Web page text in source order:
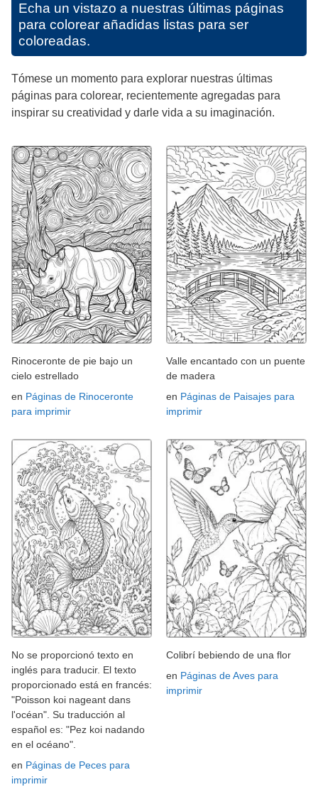
Echa un vistazo a nuestras últimas páginas
para colorear añadidas listas para ser
coloreadas.
Tómese un momento para explorar nuestras últimas
páginas para colorear, recientemente agregadas para
inspirar su creatividad y darle vida a su imaginación.
Rinoceronte de pie bajo un
cielo estrellado
en Páginas de Rinoceronte
para imprimir
Valle encantado con un puente
de madera
en Páginas de Paisajes para
imprimir
No se proporcionó texto en
inglés para traducir. El texto
proporcionado está en francés:
"Poisson koi nageant dans
l'océan". Su traducción al
español es: "Pez koi nadando
en el océano".
en Páginas de Peces para
imprimir
Colibrí bebiendo de una flor
en Páginas de Aves para
imprimir